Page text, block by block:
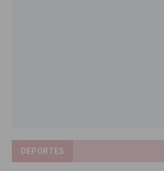
DEPORTES